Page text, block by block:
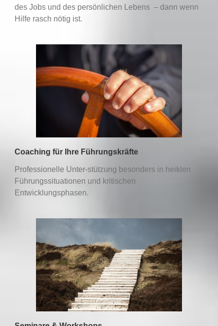
des Jobs und des persönlichen Lebens – dann wenn
Hilfe rasch nötig ist.
Coaching für Ihre Führungskräfte
Professionelle Unter-stützung besonders in heiklen
Führungssituationen und kritischen
Entwicklungsphasen.